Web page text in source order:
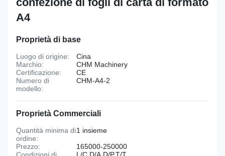
A4
Proprietà di base
Luogo di origine:
Cina
Marchio:
CHM Machinery
Certificazione:
CE
Numero di
modello:
CHM-A4-2
Proprietà Commerciali
Quantità minima di
ordine:
1 insieme
Prezzo:
165000-250000